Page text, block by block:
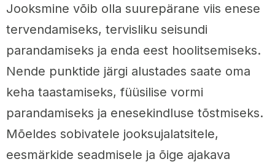
Jooksmine võib olla suurepärane viis enese
tervendamiseks, tervisliku seisundi
parandamiseks ja enda eest hoolitsemiseks.
Nende punktide järgi alustades saate oma
keha taastamiseks, füüsilise vormi
parandamiseks ja enesekindluse tõstmiseks.
Mõeldes sobivatele jooksujalatsitele,
eesmärkide seadmisele ja õige ajakava